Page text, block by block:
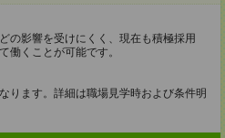
の影響を受けにくく、現在も積極採用
働くことが可能です。
ります。詳細は職場見学時および条件明